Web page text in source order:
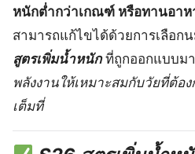
หนักต่ำกว่าเกณฑ์ หรือทานอาห
สามารถแก้ไขได้ด้วยการเลือก
สูตรเพิ่มน้ำหนักที่ถูกออกแบบมา
พลังงานให้เหมาะสมกับวัยที่ต้อ
เต็มที่